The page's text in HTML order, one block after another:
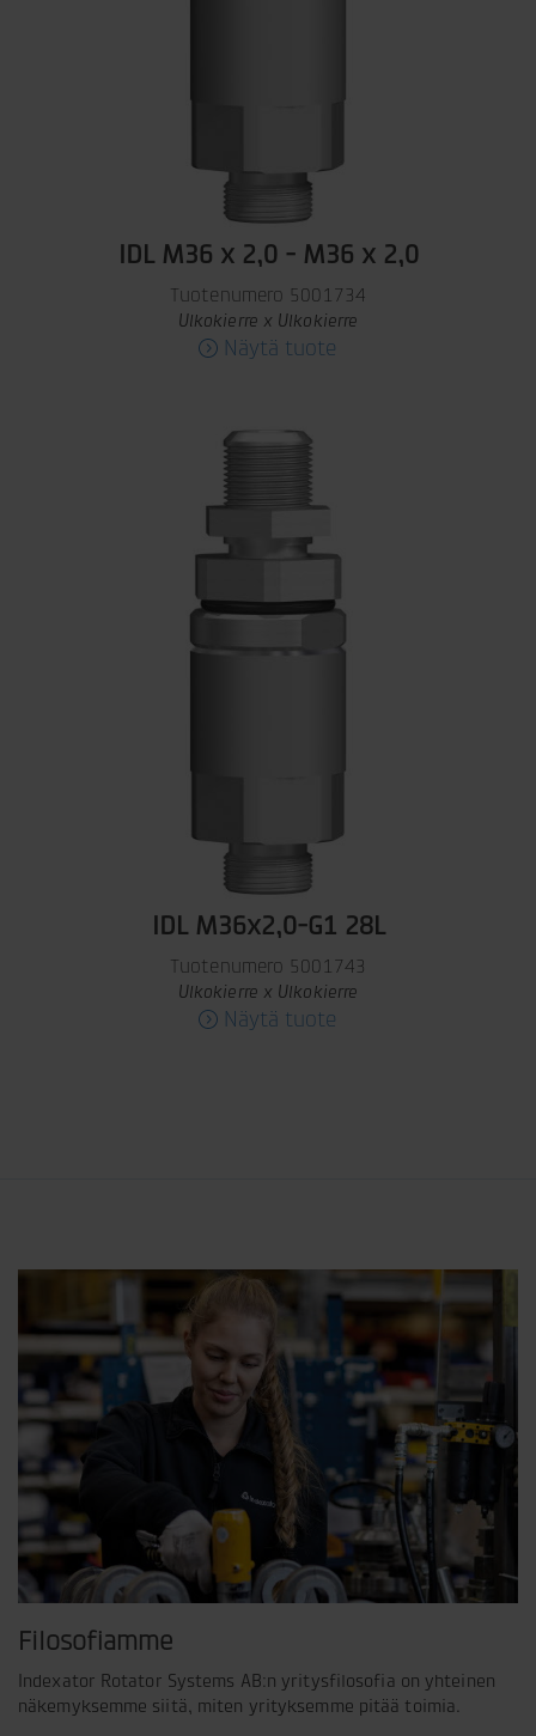
IDL M36 x 2,0 - M36 x 2,0
Tuotenumero 5001734
Ulkokierre x Ulkokierre
Näytä tuote
IDL M36x2,0-G1 28L
Tuotenumero 5001743
Ulkokierre x Ulkokierre
Näytä tuote
Filosofiamme
Indexator Rotator Systems AB:n yritysfilosofia on yhteinen
näkemyksemme siitä, miten yrityksemme pitää toimia.